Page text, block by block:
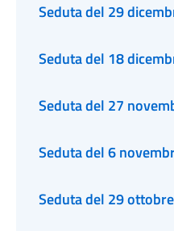
Seduta del 29
Seduta del 18
Seduta del 27
Seduta del 6
Seduta del 29